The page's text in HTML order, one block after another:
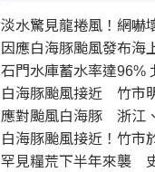
淡水驚見龍捲風！網
因應白海豚颱風發布
石門水庫蓄水率達96%
白海豚颱風接近 竹市
應對颱風白海豚 浙江
白海豚颱風接近！竹市
罕見糧荒下半年來襲